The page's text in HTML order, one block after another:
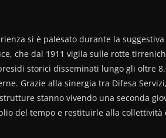
si è palesato durante la
che dal 1911 vigila sulle rotte
storici disseminati lungo gli oltre
Grazie alla sinergia tra Difesa
stanno vivendo una seconda
del tempo e restituirle alla